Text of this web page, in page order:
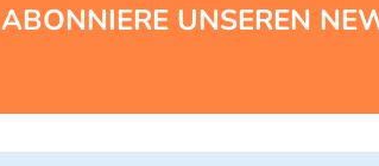
ABONNIERE UNSEREN